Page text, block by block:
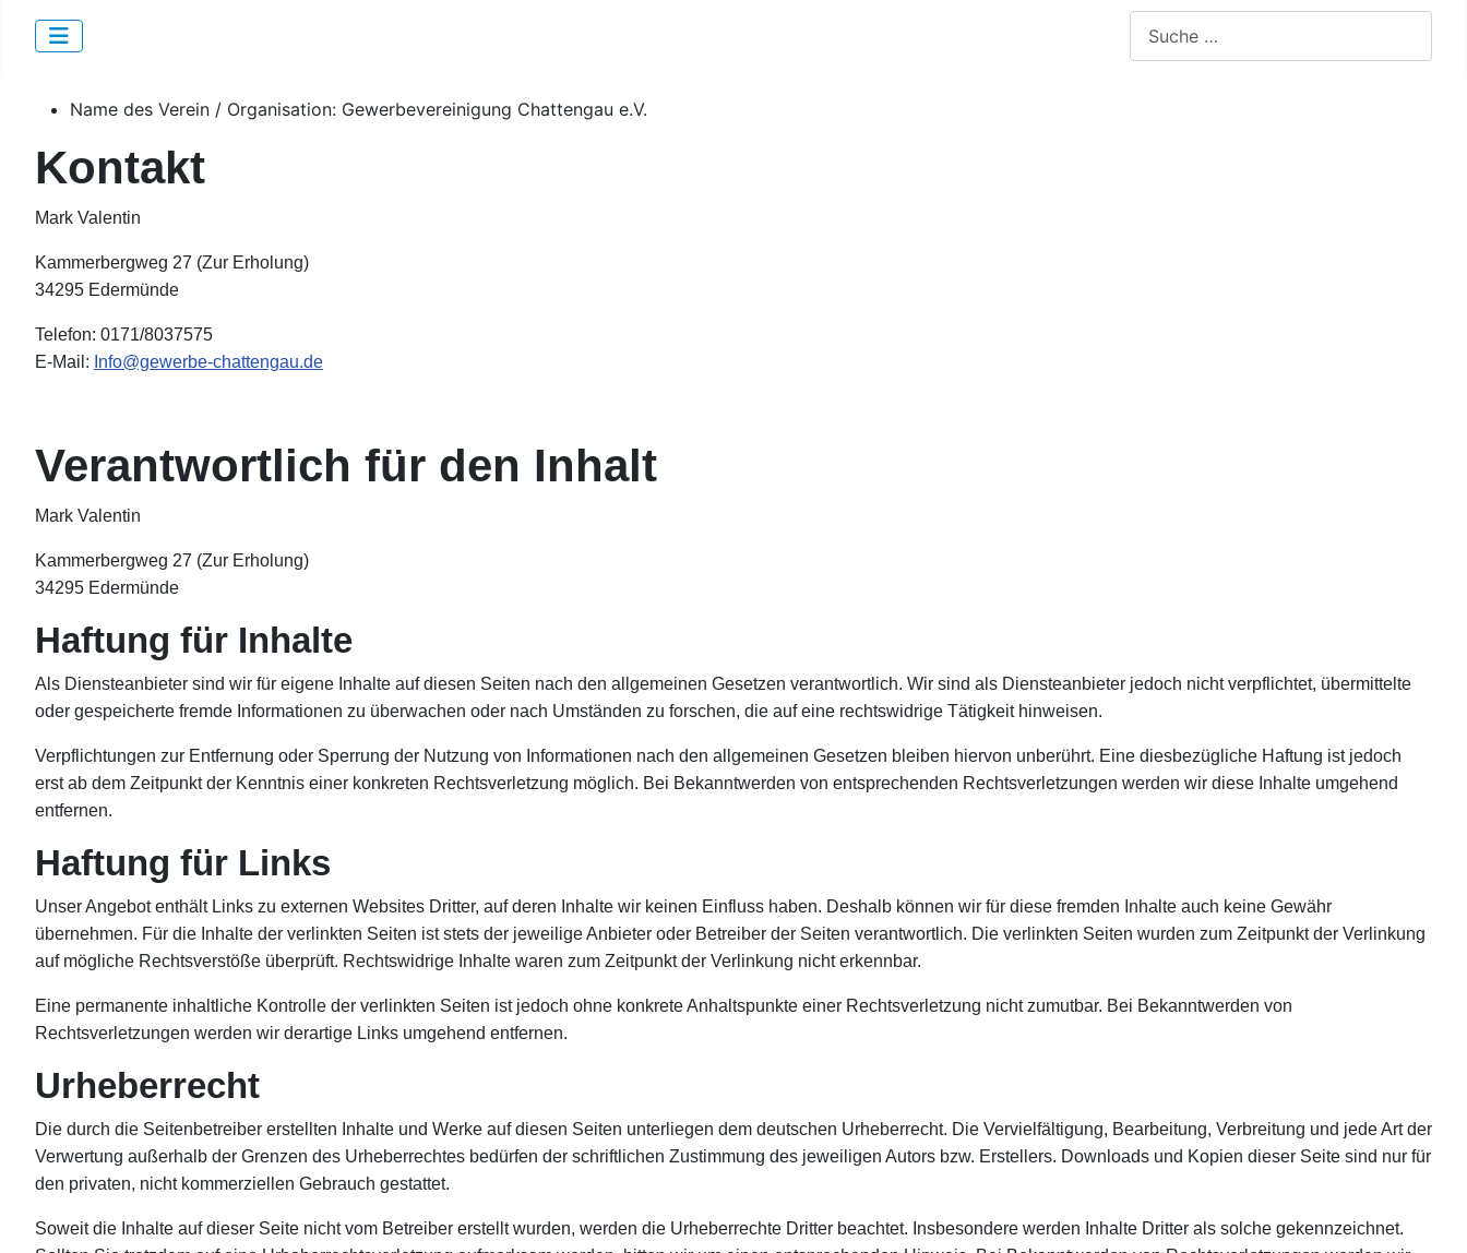
Name des Verein / Organisation: Gewerbevereinigung Chattengau e.V.
Kontakt
Mark Valentin
Kammerbergweg 27 (Zur Erholung)
34295 Edermünde
Telefon: 0171/8037575
E-Mail: Info@gewerbe-chattengau.de
Verantwortlich für den Inhalt
Mark Valentin
Kammerbergweg 27 (Zur Erholung)
34295 Edermünde
Haftung für Inhalte
Als Diensteanbieter sind wir für eigene Inhalte auf diesen Seiten nach den allgemeinen Gesetzen verantwortlich. Wir sind als Diensteanbieter jedoch nicht verpflichtet, übermittelte
oder gespeicherte fremde Informationen zu überwachen oder nach Umständen zu forschen, die auf eine rechtswidrige Tätigkeit hinweisen.
Verpflichtungen zur Entfernung oder Sperrung der Nutzung von Informationen nach den allgemeinen Gesetzen bleiben hiervon unberührt. Eine diesbezügliche Haftung ist jedoch
erst ab dem Zeitpunkt der Kenntnis einer konkreten Rechtsverletzung möglich. Bei Bekanntwerden von entsprechenden Rechtsverletzungen werden wir diese Inhalte umgehend
entfernen.
Haftung für Links
Unser Angebot enthält Links zu externen Websites Dritter, auf deren Inhalte wir keinen Einfluss haben. Deshalb können wir für diese fremden Inhalte auch keine Gewähr
übernehmen. Für die Inhalte der verlinkten Seiten ist stets der jeweilige Anbieter oder Betreiber der Seiten verantwortlich. Die verlinkten Seiten wurden zum Zeitpunkt der Verlinkung
auf mögliche Rechtsverstöße überprüft. Rechtswidrige Inhalte waren zum Zeitpunkt der Verlinkung nicht erkennbar.
Eine permanente inhaltliche Kontrolle der verlinkten Seiten ist jedoch ohne konkrete Anhaltspunkte einer Rechtsverletzung nicht zumutbar. Bei Bekanntwerden von
Rechtsverletzungen werden wir derartige Links umgehend entfernen.
Urheberrecht
Die durch die Seitenbetreiber erstellten Inhalte und Werke auf diesen Seiten unterliegen dem deutschen Urheberrecht. Die Vervielfältigung, Bearbeitung, Verbreitung und jede Art der
Verwertung außerhalb der Grenzen des Urheberrechtes bedürfen der schriftlichen Zustimmung des jeweiligen Autors bzw. Erstellers. Downloads und Kopien dieser Seite sind nur für
den privaten, nicht kommerziellen Gebrauch gestattet.
Soweit die Inhalte auf dieser Seite nicht vom Betreiber erstellt wurden, werden die Urheberrechte Dritter beachtet. Insbesondere werden Inhalte Dritter als solche gekennzeichnet.